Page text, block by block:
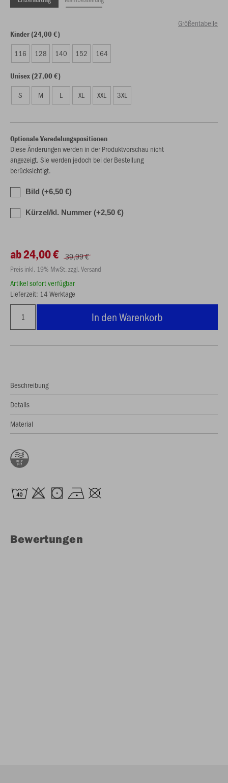
Größentabelle
Kinder (24,00 €)
116 128 140 152 164
Unisex (27,00 €)
S M L XL XXL 3XL
Optionale Veredelungspositionen
Diese Änderungen werden in der Produktvorschau nicht
angezeigt. Sie werden jedoch bei der Bestellung
berücksichtigt.
Bild (+6,50 €)
Kürzel/kl. Nummer (+2,50 €)
ab 24,00 € 39,99 €
Preis inkl. 19% MwSt. zzgl. Versand
Artikel sofort verfügbar
Lieferzeit: 14 Werktage
In den Warenkorb
Beschreibung
Details
Material
Bewertungen